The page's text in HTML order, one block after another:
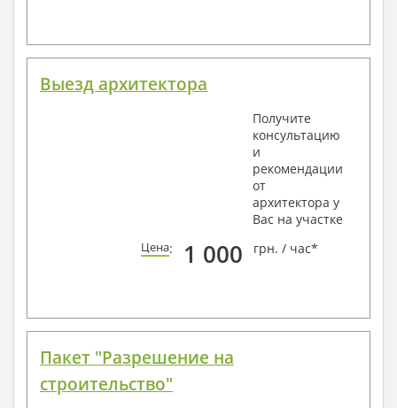
Выезд архитектора
Получите
консультацию
и
рекомендации
от
архитектора у
Вас на участке
Цена: 1 000 грн. / час*
Пакет "Разрешение на
строительство"